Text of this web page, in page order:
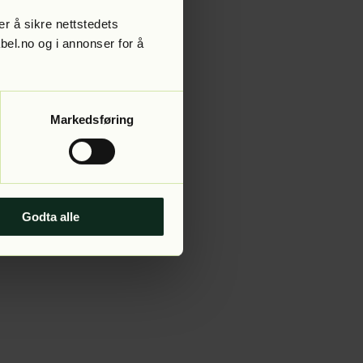
å sikre nettstedets
og i annonser for å
Markedsføring
Godta alle